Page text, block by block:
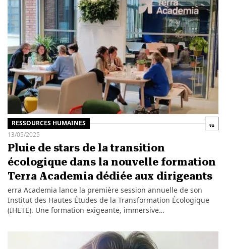
RESSOURCES HUMAINES
13/05/2025
Pluie de stars de la transition
écologique dans la nouvelle formation
Terra Academia dédiée aux dirigeants
erra Academia lance la première session annuelle de son
Institut des Hautes Études de la Transformation Écologique
(IHETE). Une formation exigeante, immersive…